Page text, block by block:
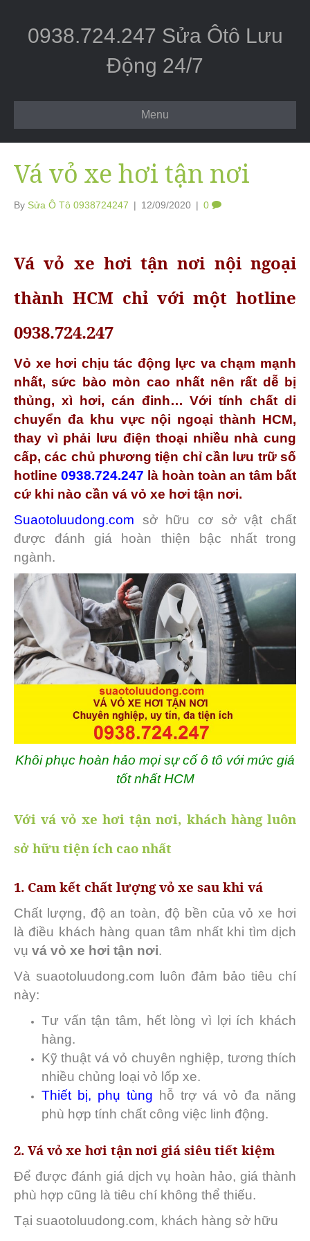
0938.724.247 Sửa Ôtô Lưu
Động 24/7
Menu
Vá vỏ xe hơi tận nơi
By Sửa Ô Tô 0938724247 | 12/09/2020 | 0
Vá vỏ xe hơi tận nơi nội ngoại
thành HCM chỉ với một hotline
0938.724.247
Vỏ xe hơi chịu tác động lực va chạm mạnh
nhất, sức bào mòn cao nhất nên rất dễ bị
thủng, xì hơi, cán đinh… Với tính chất di
chuyển đa khu vực nội ngoại thành HCM,
thay vì phải lưu điện thoại nhiều nhà cung
cấp, các chủ phương tiện chỉ cần lưu trữ số
hotline 0938.724.247 là hoàn toàn an tâm bất
cứ khi nào cần vá vỏ xe hơi tận nơi.
Suaotoluudong.com sở hữu cơ sở vật chất
được đánh giá hoàn thiện bậc nhất trong
ngành.
Khôi phục hoàn hảo mọi sự cố ô tô với mức giá
tốt nhất HCM
Với vá vỏ xe hơi tận nơi, khách hàng luôn
sở hữu tiện ích cao nhất
1. Cam kết chất lượng vỏ xe sau khi vá
Chất lượng, độ an toàn, độ bền của vỏ xe hơi
là điều khách hàng quan tâm nhất khi tìm dịch
vụ vá vỏ xe hơi tận nơi.
Và suaotoluudong.com luôn đảm bảo tiêu chí
này:
Tư vấn tận tâm, hết lòng vì lợi ích khách
hàng.
Kỹ thuật vá vỏ chuyên nghiệp, tương thích
nhiều chủng loại vỏ lốp xe.
Thiết bị, phụ tùng hỗ trợ vá vỏ đa năng
phù hợp tính chất công việc linh động.
2. Vá vỏ xe hơi tận nơi giá siêu tiết kiệm
Để được đánh giá dịch vụ hoàn hảo, giá thành
phù hợp cũng là tiêu chí không thể thiếu.
Tại suaotoluudong.com, khách hàng sở hữu